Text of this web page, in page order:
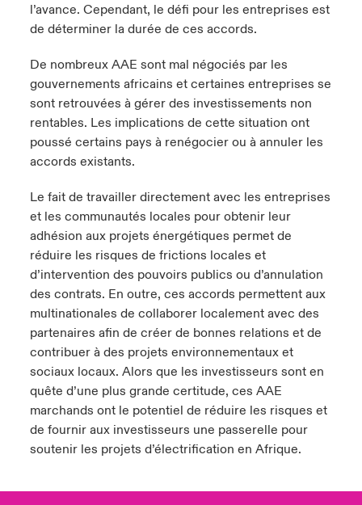
l’avance. Cependant, le défi pour les entreprises est
de déterminer la durée de ces accords.
De nombreux AAE sont mal négociés par les
gouvernements africains et certaines entreprises se
sont retrouvées à gérer des investissements non
rentables. Les implications de cette situation ont
poussé certains pays à renégocier ou à annuler les
accords existants.
Le fait de travailler directement avec les entreprises
et les communautés locales pour obtenir leur
adhésion aux projets énergétiques permet de
réduire les risques de frictions locales et
d’intervention des pouvoirs publics ou d’annulation
des contrats. En outre, ces accords permettent aux
multinationales de collaborer localement avec des
partenaires afin de créer de bonnes relations et de
contribuer à des projets environnementaux et
sociaux locaux. Alors que les investisseurs sont en
quête d’une plus grande certitude, ces AAE
marchands ont le potentiel de réduire les risques et
de fournir aux investisseurs une passerelle pour
soutenir les projets d’électrification en Afrique.